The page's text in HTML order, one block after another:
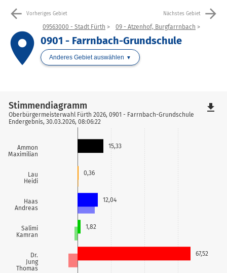
arrow_back Vorheriges Gebiet Nächstes Gebiet arrow_forward
place
09563000 - Stadt Fürth 09 - Atzenhof, Burgfarrnbach
0901 - Farrnbach-Grundschule
Anderes Gebiet auswählen
Ammon
Maximilian
Lau
Heidi
Haas
Andreas
Salimi
Kamran
Dr.
Jung
Thomas
15,33
0,36
12,04
1,82
67,52
Stimmendiagramm
Oberbürgermeisterwahl Fürth 2026, 0901 - Farrnbach-Grundschule
Endergebnis, 30.03.2026, 08:06:22
file_download